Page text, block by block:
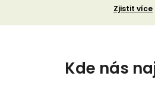
Zjistit více
Kde nás